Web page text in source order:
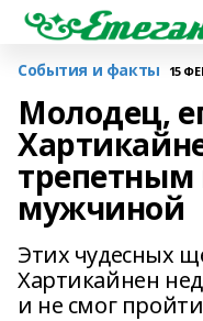
События и факты 15
Молодец,
мужчиной
Этих чудесных
Хартикайнен
и не смог